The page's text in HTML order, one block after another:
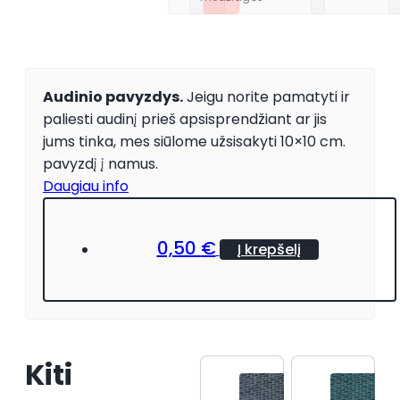
Audinio pavyzdys.Jeigu norite pamatyti ir
paliesti audinį prieš apsisprendžiant ar jis
jums tinka, mes siūlome užsisakyti 10×10 cm.
pavyzdį į namus.
Daugiau info
0,50 € Į krepšelį
Kiti